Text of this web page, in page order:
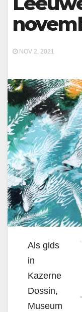
NOV 2, 2021
Als gids
in
Kazerne
Dossin,
Museum